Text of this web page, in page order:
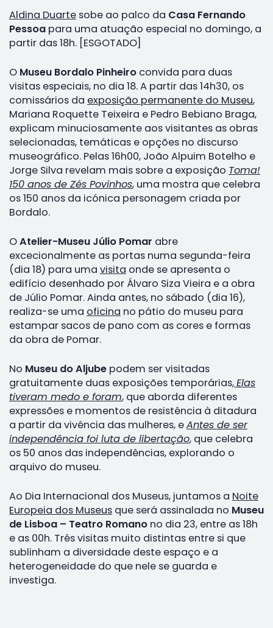
Aldina Duarte sobe ao palco da Casa Fernando
Pessoa para uma atuação especial no domingo, a
partir das 18h. [ESGOTADO]
O Museu Bordalo Pinheiro convida para duas
visitas especiais, no dia 18. A partir das 14h30, os
comissários da exposição permanente do Museu,
Mariana Roquette Teixeira e Pedro Bebiano Braga,
explicam minuciosamente aos visitantes as obras
selecionadas, temáticas e opções no discurso
museográfico. Pelas 16h00, João Alpuim Botelho e
Jorge Silva revelam mais sobre a exposição Toma!
150 anos de Zés Povinhos, uma mostra que celebra
os 150 anos da icónica personagem criada por
Bordalo.
OAtelier-Museu Júlio Pomar abre
excecionalmente as portas numa segunda-feira
(dia 18) para uma visita onde se apresenta o
edifício desenhado por Álvaro Siza Vieira e a obra
de Júlio Pomar. Ainda antes, no sábado (dia 16),
realiza-se uma oficina no pátio do museu para
estampar sacos de pano com as cores e formas
da obra de Pomar.
No Museu do Aljube podem ser visitadas
gratuitamente duas exposições temporárias,Elas
tiveram medo e foram, que aborda diferentes
expressões e momentos de resistência à ditadura
a partir da vivência das mulheres, eAntes de ser
independência foi luta de libertação, que celebra
os 50 anos das independências, explorando o
arquivo do museu.
Ao Dia Internacional dos Museus, juntamos a Noite
Europeia dos Museus que será assinalada no Museu
de Lisboa – Teatro Romano no dia 23, entre as 18h
e as 00h. Três visitas muito distintas entre si que
sublinham a diversidade deste espaço e a
heterogeneidade do que nele se guarda e
investiga.